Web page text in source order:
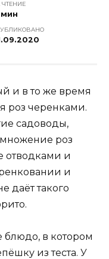
ЧТЕНИЕ
мин
и в то же время
роз черенками.
садоводы,
роз
отводками и
и
даёт такого
блюдо, в котором
из теста. У